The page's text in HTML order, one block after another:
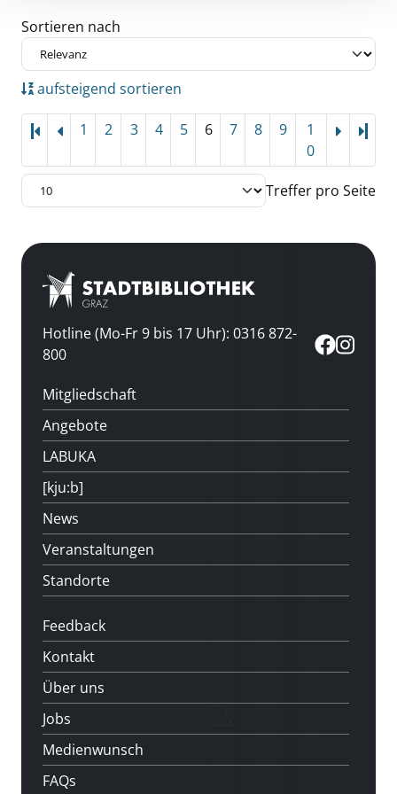
Zu den Suchfiltern springen
Sortieren nach
aufsteigend sortieren
1 2 3 4 5 6 7 8 9
1
0
Treffer pro Seite
Hotline (Mo-Fr 9 bis 17 Uhr): 0316 872-
800
Mitgliedschaft
Angebote
LABUKA
[kju:b]
News
Veranstaltungen
Standorte
Feedback
Kontakt
Über uns
Jobs
Medienwunsch
FAQs